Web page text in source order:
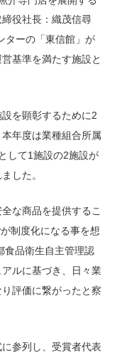
役社長：織茂信尋
ターの「東信館」が
基準を満たす施設と
を顕彰するために2
年度は業種組合所属
して1施設の2施設が
した。
な商品を提供するこ
制度化になる事を想
食品衛生自主管理認
ルに基づき、日々業
評価に繋がったと察
参列し、受賞者代表